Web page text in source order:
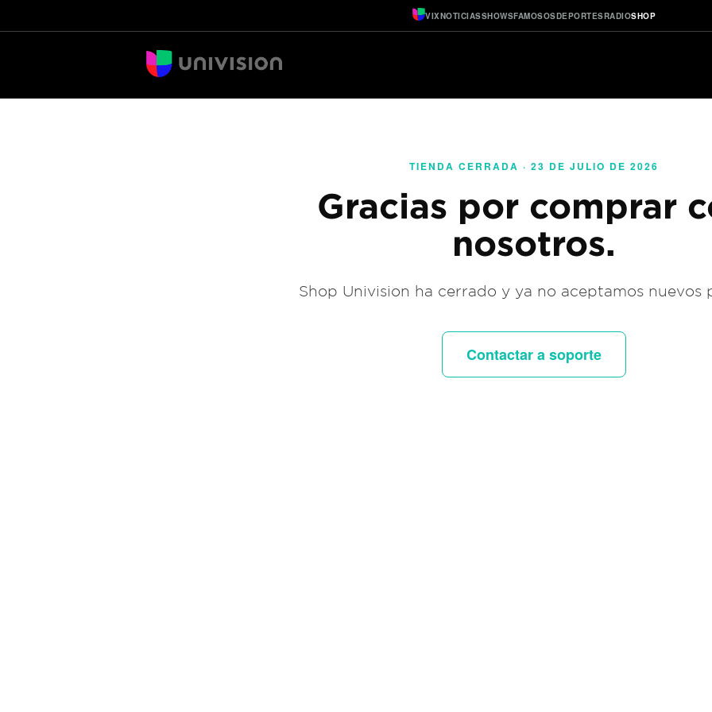
VIXNOTICIASSHOWSFAMOSOSDEPORTESRADIOSHOP
TIENDA CERRADA · 23 DE JULIO DE 2026
Gracias por comprar
nosotros.
Shop Univision ha cerrado y ya no aceptamos nuevos
Contactar a soporte